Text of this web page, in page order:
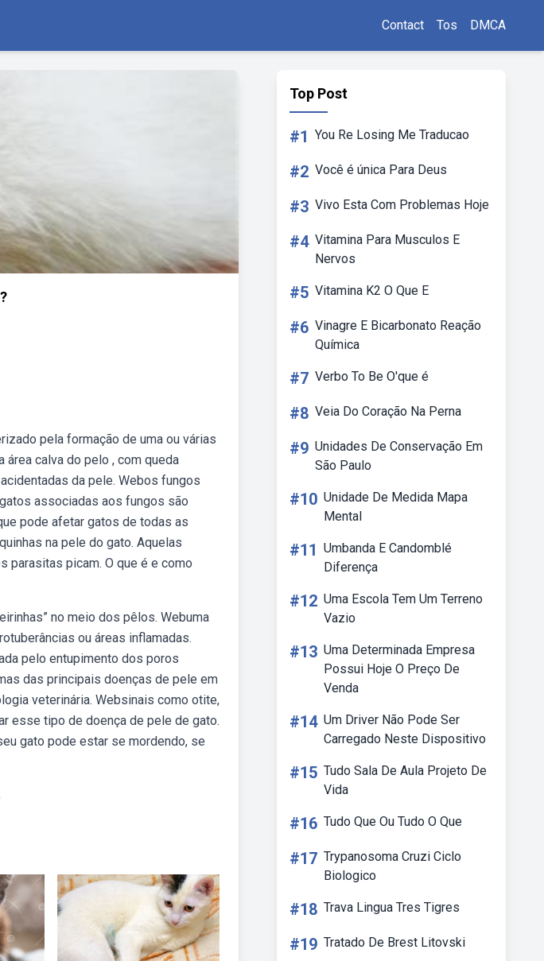
Contact Tos DMCA
pela formação de uma ou várias
área calva do pelo , com queda
da pele. Webos fungos
associadas aos fungos são
pode afetar gatos de todas as
na pele do gato. Aquelas
parasitas picam. O que é e como
no meio dos pêlos. Webuma
ou áreas inflamadas.
pelo entupimento dos poros
das principais doenças de pele em
veterinária. Websinais como otite,
esse tipo de doença de pele de gato.
gato pode estar se mordendo, se
Top Post
#1 You Re Losing Me Traducao
#2 Você é única Para Deus
#3 Vivo Esta Com Problemas Hoje
#4 Vitamina Para Musculos E
Nervos
#5 Vitamina K2 O Que E
#6 Vinagre E Bicarbonato Reação
Química
#7 Verbo To Be O'que é
#8 Veia Do Coração Na Perna
#9 Unidades De Conservação Em
São Paulo
#10 Unidade De Medida Mapa
Mental
#11 Umbanda E Candomblé
Diferença
#12 Uma Escola Tem Um Terreno
Vazio
#13 Uma Determinada Empresa
Possui Hoje O Preço De
Venda
#14 Um Driver Não Pode Ser
Carregado Neste Dispositivo
#15 Tudo Sala De Aula Projeto De
Vida
#16 Tudo Que Ou Tudo O Que
#17 Trypanosoma Cruzi Ciclo
Biologico
#18 Trava Lingua Tres Tigres
#19 Tratado De Brest Litovski